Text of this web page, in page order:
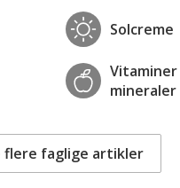
Solcreme
mineraler
flere faglige artikler